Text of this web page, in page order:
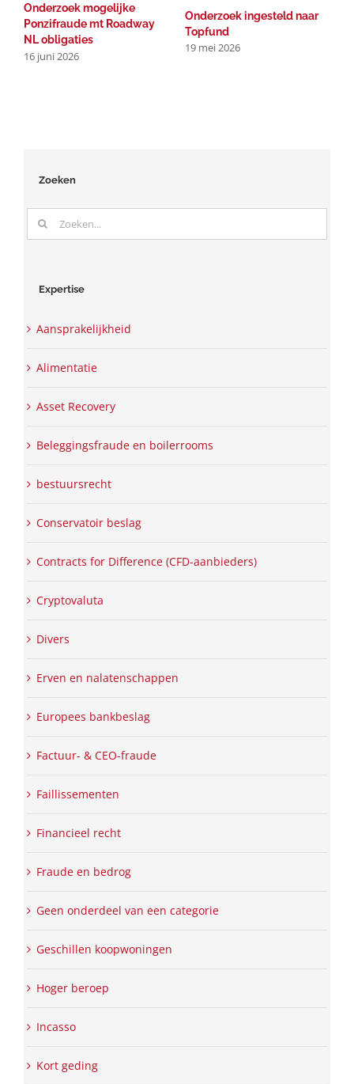
Onderzoek mogelijke
Ponzifraude mt Roadway
NL obligaties
16 juni 2026
Onderzoek ingesteld naar
Topfund
19 mei 2026
Zoeken
Zoeken
naar:
Expertise
Aansprakelijkheid
Alimentatie
Asset Recovery
Beleggingsfraude en boilerrooms
bestuursrecht
Conservatoir beslag
Contracts for Difference (CFD-aanbieders)
Cryptovaluta
Divers
Erven en nalatenschappen
Europees bankbeslag
Factuur- & CEO-fraude
Faillissementen
Financieel recht
Fraude en bedrog
Geen onderdeel van een categorie
Geschillen koopwoningen
Hoger beroep
Incasso
Kort geding